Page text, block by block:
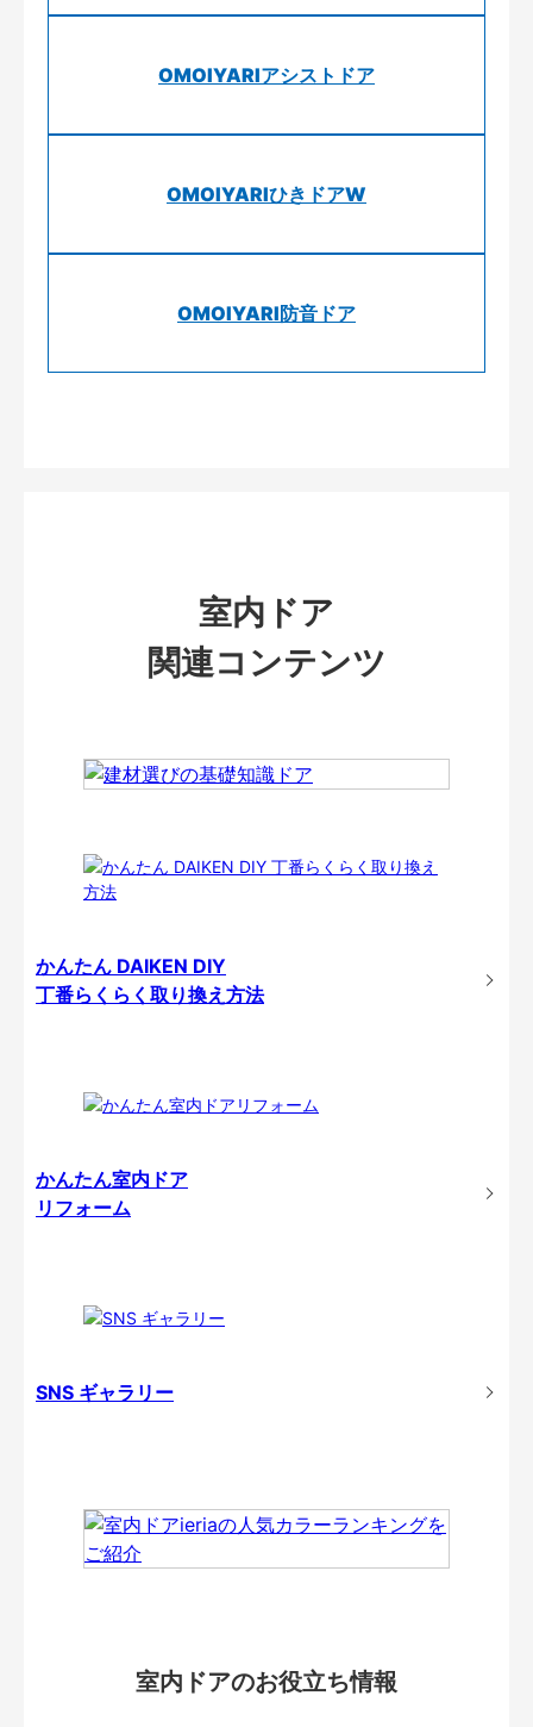
OMOIYARIアシストドア
OMOIYARIひきドアW
OMOIYARI防音ドア
室内ドア
関連コンテンツ
かんたん DAIKEN DIY
丁番らくらく取り換え方法
かんたん室内ドア
リフォーム
SNS ギャラリー
室内ドアのお役立ち情報